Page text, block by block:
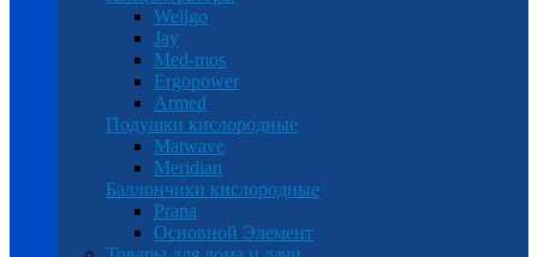
Wellgo
Jay
Med-mos
Ergopower
Armed
Подушки кислородные
Matwave
Meridian
Баллончики кислородные
Prana
Основной Элемент